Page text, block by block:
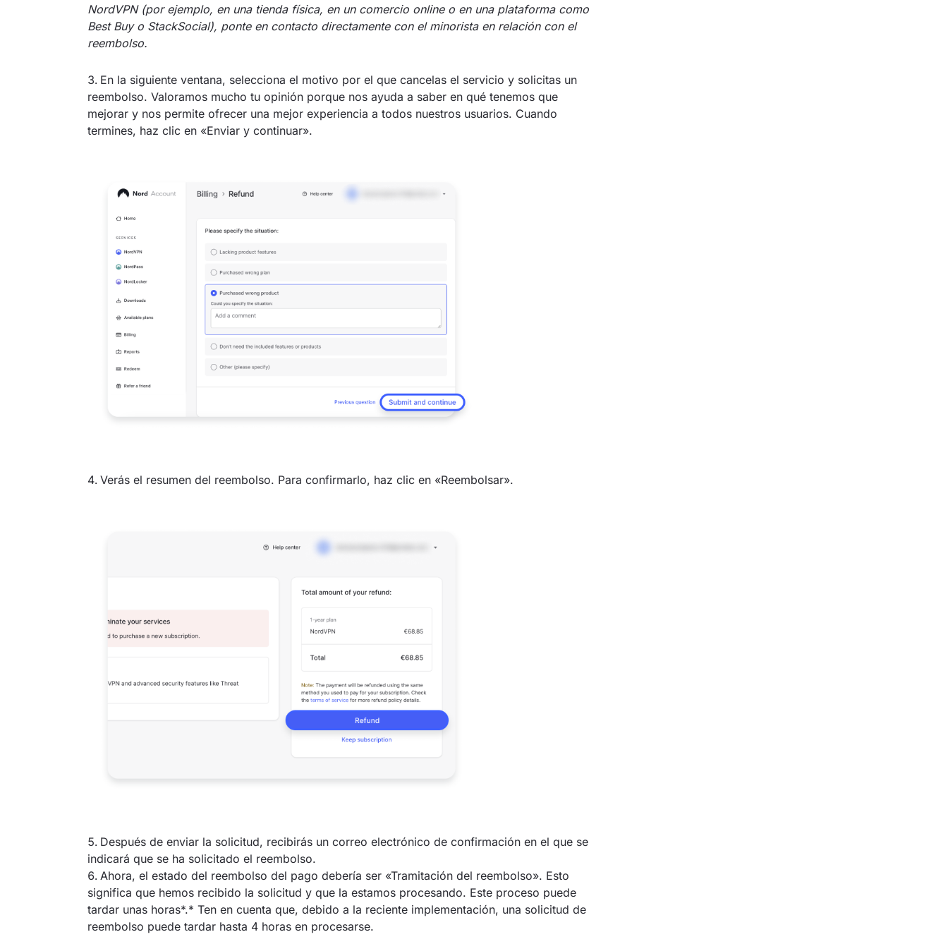
NordVPN (por ejemplo, en una tienda física, en un comercio online o en una plataforma como
Best Buy o StackSocial), ponte en contacto directamente con el minorista en relación con el
reembolso.
En la siguiente ventana, selecciona el motivo por el que cancelas el servicio y solicitas un
reembolso. Valoramos mucho tu opinión porque nos ayuda a saber en qué tenemos que
mejorar y nos permite ofrecer una mejor experiencia a todos nuestros usuarios. Cuando
termines, haz clic en «Enviar y continuar».
Verás el resumen del reembolso. Para confirmarlo, haz clic en «Reembolsar».
Después de enviar la solicitud, recibirás un correo electrónico de confirmación en el que se
indicará que se ha solicitado el reembolso.
Ahora, el estado del reembolso del pago debería ser «Tramitación del reembolso». Esto
significa que hemos recibido la solicitud y que la estamos procesando. Este proceso puede
tardar unas horas*.* Ten en cuenta que, debido a la reciente implementación, una solicitud de
reembolso puede tardar hasta 4 horas en procesarse.